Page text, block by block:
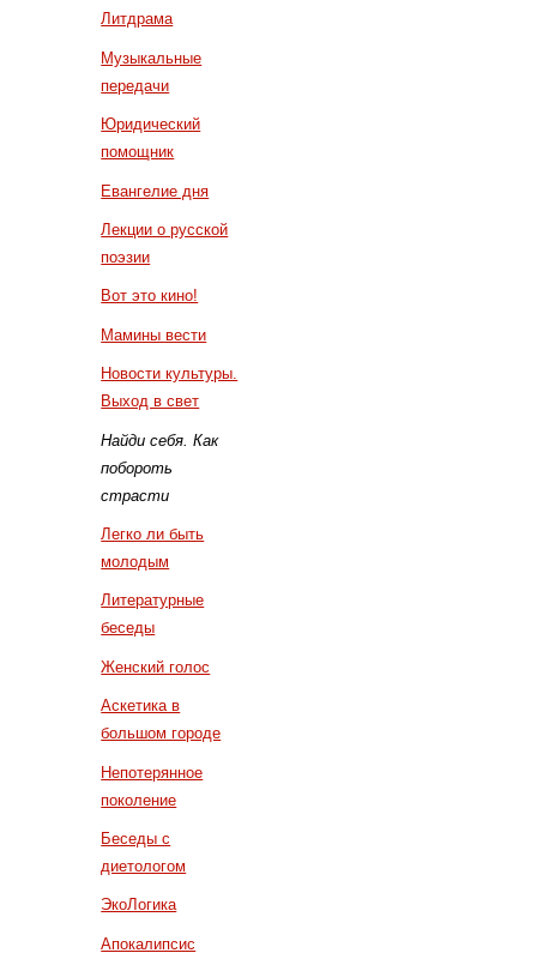
Литдрама
Музыкальные
передачи
Юридический
помощник
Евангелие дня
Лекции о русской
поэзии
Вот это кино!
Мамины вести
Новости культуры.
Выход в свет
Найди себя. Как
побороть
страсти
Легко ли быть
молодым
Литературные
беседы
Женский голос
Аскетика в
большом городе
Непотерянное
поколение
Беседы с
диетологом
ЭкоЛогика
Апокалипсис